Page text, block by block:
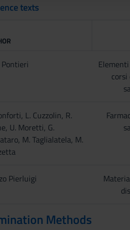
texts
Pontieri
L. Cuzzolin, R.
U. Moretti, G.
M. Taglialatela, M.
Pierluigi
Methods